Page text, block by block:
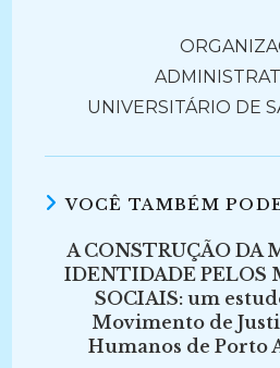
UNIVERSITÁRIO DE
VOCÊ TAMBÉM
A CONSTRUÇÃO DA
IDENTIDADE PELOS
SOCIAIS: um
Movimento de
Humanos de Porto